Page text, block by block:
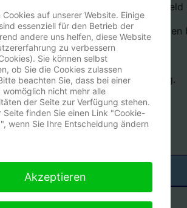
nach Meldeschluss wird das
werden in
uns allen einen tollen Turniertag.
auf unserer Website. Einige
essenziell für den Betrieb der
andere uns helfen, diese Website
zu verbessern
Sie können selbst
ob Sie die Cookies zulassen
beachten Sie, dass bei einer
womöglich nicht mehr alle
der Seite zur Verfügung stehen.
Seite finden Sie einen Link "Cookie-
wenn Sie Ihre Entscheidung ändern
Akzeptieren